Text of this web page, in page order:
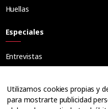
Huellas
Especiales
Entrevistas
Ópticos
Cuadernos
Utilizamos cookies propias y
para mostrarte publicidad